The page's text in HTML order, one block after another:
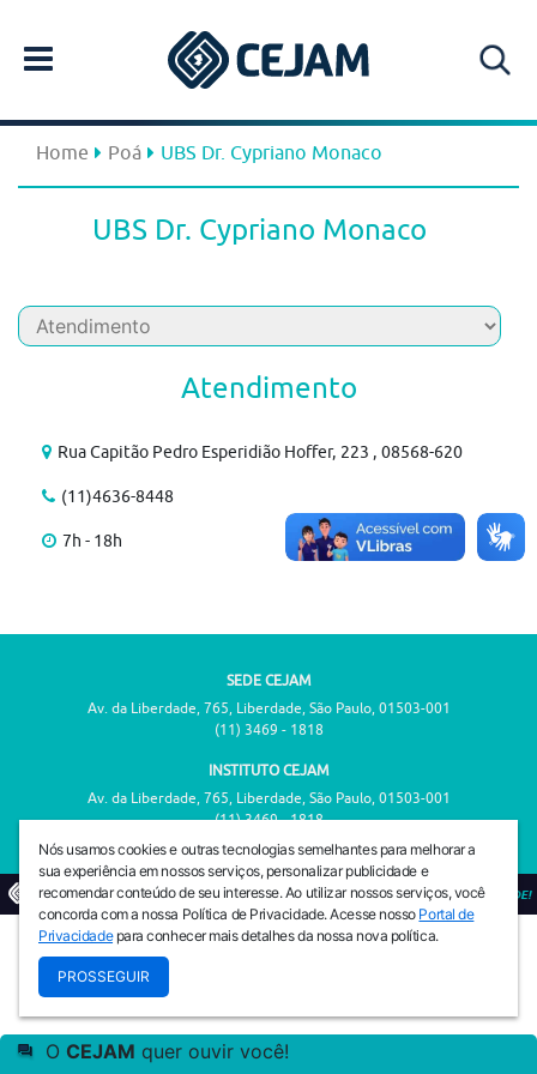
Home Poá UBS Dr. Cypriano Monaco
UBS Dr. Cypriano Monaco
Atendimento
Rua Capitão Pedro Esperidião Hoffer, 223 , 08568-620
(11)4636-8448
7h - 18h
SEDE CEJAM
Av. da Liberdade, 765, Liberdade, São Paulo, 01503-001
(11) 3469 - 1818
INSTITUTO CEJAM
Av. da Liberdade, 765, Liberdade, São Paulo, 01503-001
(11) 3469 - 1818
© 2026 PREVENIR É VIVER COM QUALIDADE!
Nós usamos cookies e outras tecnologias semelhantes para melhorar a
sua experiência em nossos serviços, personalizar publicidade e
recomendar conteúdo de seu interesse. Ao utilizar nossos serviços, você
concorda com a nossa Política de Privacidade. Acesse nosso Portal de
Privacidadepara conhecer mais detalhes da nossa nova política.
PROSSEGUIR
O CEJAM quer ouvir você!